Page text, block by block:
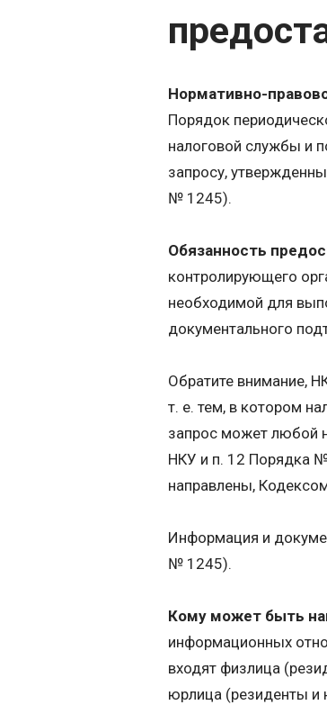
Нормативно-
Порядок
налоговой службы и
запросу,
№ 1245).
Обязанность
контролирующего
необходимой для
документального
Обратите внимание,
т. е. тем, в котором
запрос может любой
НКУ и п. 12 Порядка
направлены,
Информация и
№ 1245).
Кому может быть
информационных
входят физлица
юрлица (резиденты и